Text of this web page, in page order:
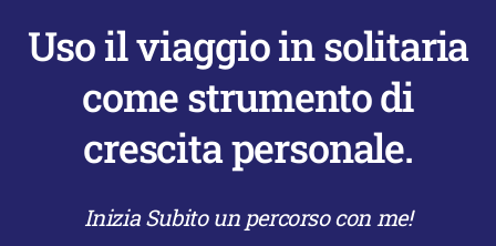
Uso il viaggio in solitaria
come strumento di
crescita personale.
Inizia Subito un percorso con me!